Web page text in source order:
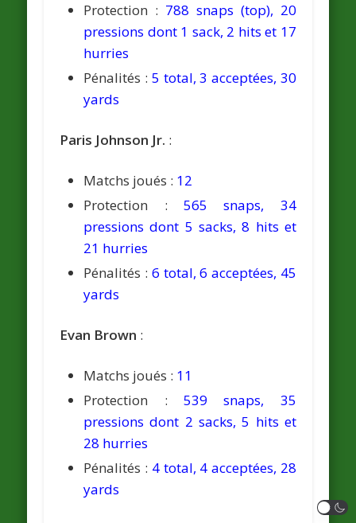
Protection : 788 snaps (top), 20
pressions dont 1 sack, 2 hits et 17
hurries
Pénalités : 5 total, 3 acceptées, 30
yards
Paris Johnson Jr. :
Matchs joués : 12
Protection : 565 snaps, 34
pressions dont 5 sacks, 8 hits et
21 hurries
Pénalités : 6 total, 6 acceptées, 45
yards
Evan Brown :
Matchs joués : 11
Protection : 539 snaps, 35
pressions dont 2 sacks, 5 hits et
28 hurries
Pénalités : 4 total, 4 acceptées, 28
yards